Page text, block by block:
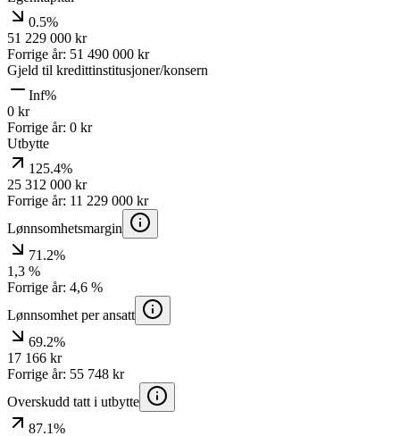
0.5%
51 229 000 kr
Forrige år: 51 490 000 kr
Gjeld til kredittinstitusjoner/konsern
Inf%
0 kr
Forrige år: 0 kr
Utbytte
125.4%
25 312 000 kr
Forrige år: 11 229 000 kr
Lønnsomhetsmargin
71.2%
1,3 %
Forrige år: 4,6 %
Lønnsomhet per ansatt
69.2%
17 166 kr
Forrige år: 55 748 kr
Overskudd tatt i utbytte
87.1%